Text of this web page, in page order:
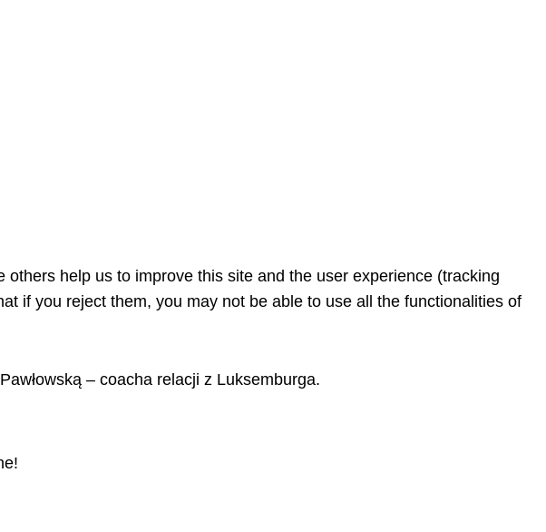
– coacha relacji z Luksemburga.
help us to improve this site and the user experience (tracking
if you reject them, you may not be able to use all the functionalities of